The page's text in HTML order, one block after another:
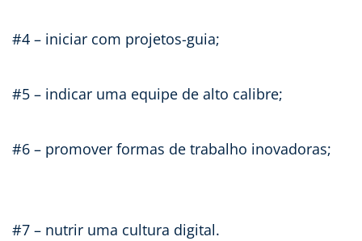
#4 – iniciar com projetos-guia;
#5 – indicar uma equipe de alto calibre;
#6 – promover formas de trabalho inovadoras;
#7 – nutrir uma cultura digital.